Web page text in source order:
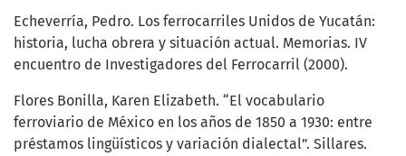
Echeverría, Pedro. Los ferrocarriles Unidos de Yucatán:
historia, lucha obrera y situación actual. Memorias. IV
encuentro de Investigadores del Ferrocarril (2000).
Flores Bonilla, Karen Elizabeth. “El vocabulario
ferroviario de México en los años de 1850 a 1930: entre
préstamos lingüísticos y variación dialectal”. Sillares.